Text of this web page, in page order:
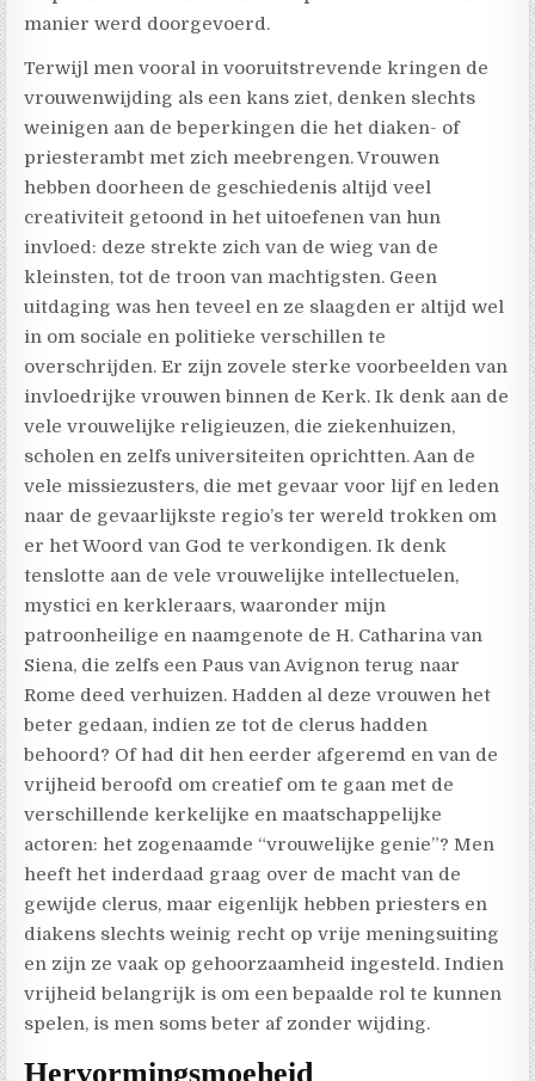
manier werd doorgevoerd.
Terwijl men vooral in vooruitstrevende kringen de
vrouwenwijding als een kans ziet, denken slechts
weinigen aan de beperkingen die het diaken- of
priesterambt met zich meebrengen. Vrouwen
hebben doorheen de geschiedenis altijd veel
creativiteit getoond in het uitoefenen van hun
invloed: deze strekte zich van de wieg van de
kleinsten, tot de troon van machtigsten. Geen
uitdaging was hen teveel en ze slaagden er altijd wel
in om sociale en politieke verschillen te
overschrijden. Er zijn zovele sterke voorbeelden van
invloedrijke vrouwen binnen de Kerk. Ik denk aan de
vele vrouwelijke religieuzen, die ziekenhuizen,
scholen en zelfs universiteiten oprichtten. Aan de
vele missiezusters, die met gevaar voor lijf en leden
naar de gevaarlijkste regio’s ter wereld trokken om
er het Woord van God te verkondigen. Ik denk
tenslotte aan de vele vrouwelijke intellectuelen,
mystici en kerkleraars, waaronder mijn
patroonheilige en naamgenote de H. Catharina van
Siena, die zelfs een Paus van Avignon terug naar
Rome deed verhuizen. Hadden al deze vrouwen het
beter gedaan, indien ze tot de clerus hadden
behoord? Of had dit hen eerder afgeremd en van de
vrijheid beroofd om creatief om te gaan met de
verschillende kerkelijke en maatschappelijke
actoren: het zogenaamde “vrouwelijke genie”? Men
heeft het inderdaad graag over de macht van de
gewijde clerus, maar eigenlijk hebben priesters en
diakens slechts weinig recht op vrije meningsuiting
en zijn ze vaak op gehoorzaamheid ingesteld. Indien
vrijheid belangrijk is om een bepaalde rol te kunnen
spelen, is men soms beter af zonder wijding.
Hervormingsmoeheid